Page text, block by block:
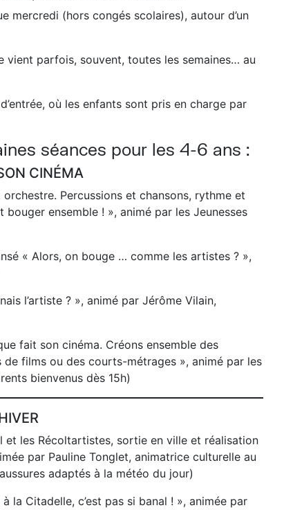
mercredi (hors congés scolaires), autour d’un
vient parfois, souvent, toutes les semaines… au
où les enfants sont pris en charge par
séances pour les 4-6 ans :
CINÉMA
Percussions et chansons, rythme et
ensemble ! », animé par les Jeunesses
« Alors, on bouge … comme les artistes ? »,
l’artiste ? », animé par Jérôme Vilain,
fait son cinéma. Créons ensemble des
films ou des courts-métrages », animé par les
bienvenus dès 15h)
et les Récoltartistes, sortie en ville et réalisation
par Pauline Tonglet, animatrice culturelle au
adaptés à la météo du jour)
la Citadelle, c’est pas si banal ! », animée par